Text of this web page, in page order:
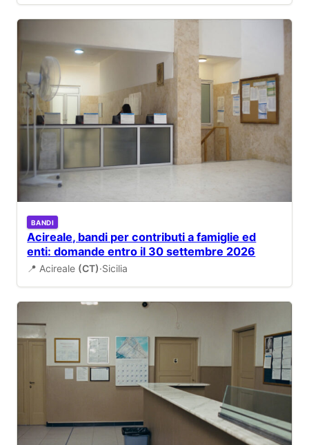
BANDI
Acireale, bandi per contributi a famiglie ed
enti: domande entro il 30 settembre 2026
📍 Acireale (CT)·Sicilia